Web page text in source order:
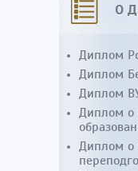
О
Диплом
Диплом
Диплом
Диплом о
Диплом о